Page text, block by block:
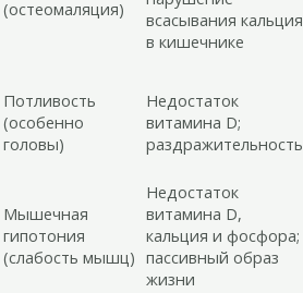
(остеомаляция)
всасывания кальция
в кишечнике
Потливость
(особенно
головы)
Недостаток
витамина D;
раздражительность
Мышечная
гипотония
(слабость мышц)
Недостаток
витамина D,
кальция и фосфора;
пассивный образ
жизни